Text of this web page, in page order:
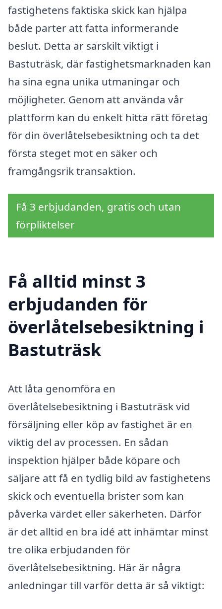
fastighetens faktiska skick kan hjälpa
både parter att fatta informerande
beslut. Detta är särskilt viktigt i
Bastuträsk, där fastighetsmarknaden kan
ha sina egna unika utmaningar och
möjligheter. Genom att använda vår
plattform kan du enkelt hitta rätt företag
för din överlåtelsebesiktning och ta det
första steget mot en säker och
framgångsrik transaktion.
Få 3 erbjudanden, gratis och utan
förpliktelser
Få alltid minst 3
erbjudanden för
överlåtelsebesiktning i
Bastuträsk
Att låta genomföra en
överlåtelsebesiktning i Bastuträsk vid
försäljning eller köp av fastighet är en
viktig del av processen. En sådan
inspektion hjälper både köpare och
säljare att få en tydlig bild av fastighetens
skick och eventuella brister som kan
påverka värdet eller säkerheten. Därför
är det alltid en bra idé att inhämtar minst
tre olika erbjudanden för
överlåtelsebesiktning. Här är några
anledningar till varför detta är så viktigt: